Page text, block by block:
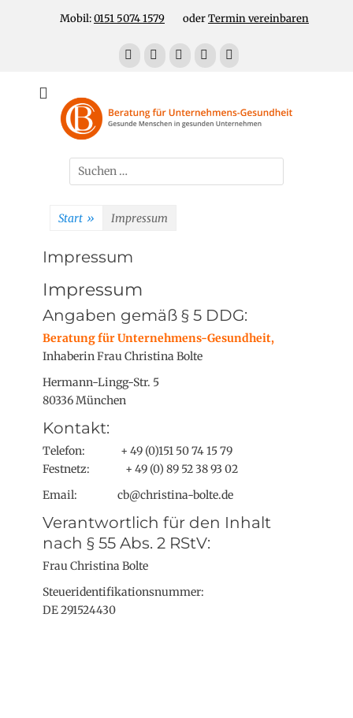
Header Top Menu
Mobil:0151 5074 1579 oderTermin vereinbaren
Facebook
Mail
LinkedInYouTube
Unternehmens-
Gesundheit!
Für gesunde Menschen in gesunden Unternehmen
Suchen
nach:
Start » Impressum
Impressum
Impressum
Angaben gemäß § 5 DDG:
Beratung für Unternehmens-Gesundheit,
Inhaberin Frau Christina Bolte
Hermann-Lingg-Str. 5
80336 München
Kontakt:
Telefon: + 49 (0)151 50 74 15 79
Festnetz: + 49 (0) 89 52 38 93 02
Email: cb@christina-bolte.de
Verantwortlich für den Inhalt
nach § 55 Abs. 2 RStV:
Frau Christina Bolte
Steueridentifikationsnummer:
DE 291524430